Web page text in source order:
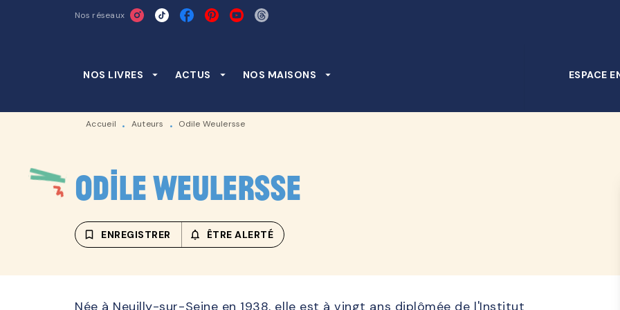
RECHERCHE CONTENU
Nos réseaux
NOS LIVRES arrow_drop_down ACTUS arrow_drop_down NOS MAISONS arrow_drop_down ESPACE
Accueil • Auteurs • Odile Weulersse
Odile Weulersse
bookmark_border ENREGISTRER notifications_none_outlined
ÊTRE ALERTÉ
Née à Neuilly-sur-Seine en 1938, elle est à vingt ans diplômée de l'Institut